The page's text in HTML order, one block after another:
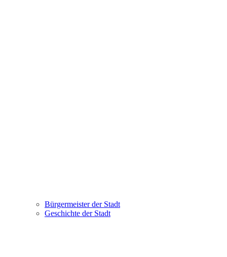
Bürgermeister der Stadt
Geschichte der Stadt